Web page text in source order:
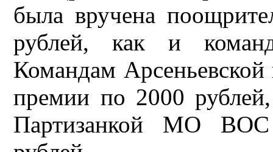
была вручена
рублей, как и
Командам
премии по 2000
Партизанкой МО